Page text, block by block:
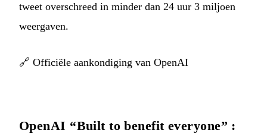
tweet overschreed in minder dan 24 uur 3 miljoen
weergaven.
🔗 Officiële aankondiging van OpenAI
OpenAI “Built to benefit everyone” :